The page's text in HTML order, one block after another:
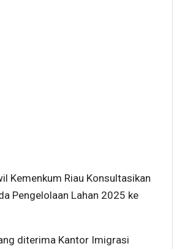
Kemenkum Riau Konsultasikan
Pengelolaan Lahan 2025 ke
diterima Kantor Imigrasi